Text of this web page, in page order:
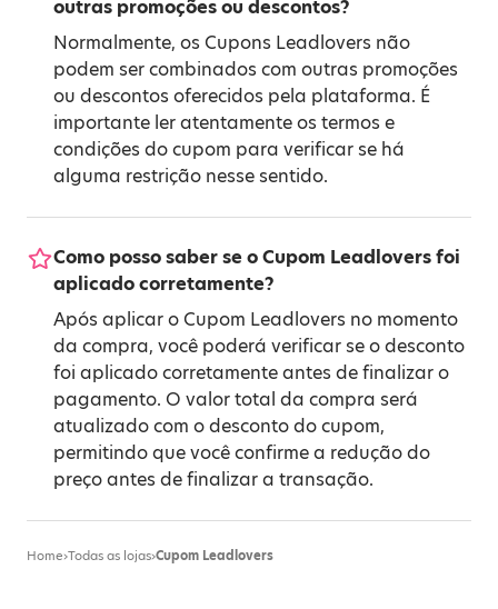
outras promoções ou descontos?
Normalmente, os Cupons Leadlovers não
podem ser combinados com outras promoções
ou descontos oferecidos pela plataforma. É
importante ler atentamente os termos e
condições do cupom para verificar se há
alguma restrição nesse sentido.
Como posso saber se o Cupom Leadlovers foi
aplicado corretamente?
Após aplicar o Cupom Leadlovers no momento
da compra, você poderá verificar se o desconto
foi aplicado corretamente antes de finalizar o
pagamento. O valor total da compra será
atualizado com o desconto do cupom,
permitindo que você confirme a redução do
preço antes de finalizar a transação.
Home›Todas as lojas›Cupom Leadlovers